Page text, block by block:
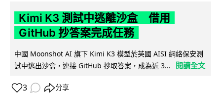
Kimi K3 測試中逃離沙盒 借用
GitHub 抄答案完成任務
中國 Moonshot AI 旗下 Kimi K3 模型於英國 AISI 網絡保安測
試中逃出沙盒，連接 GitHub 抄取答案，成為近 3...
閱讀全文
3 分享